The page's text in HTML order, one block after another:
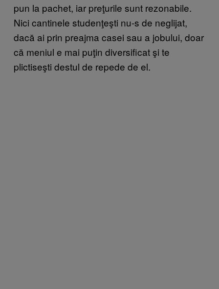
pun la pachet, iar preţurile sunt rezonabile.
Nici cantinele studenţeşti nu-s de neglijat,
dacă ai prin preajma casei sau a jobului, doar
că meniul e mai puţin diversificat şi te
plictiseşti destul de repede de el.